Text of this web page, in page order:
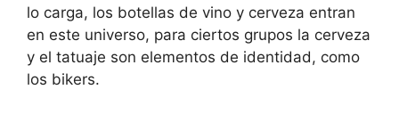
lo carga, los botellas de vino y cerveza entran
en este universo, para ciertos grupos la cerveza
y el tatuaje son elementos de identidad, como
los bikers.